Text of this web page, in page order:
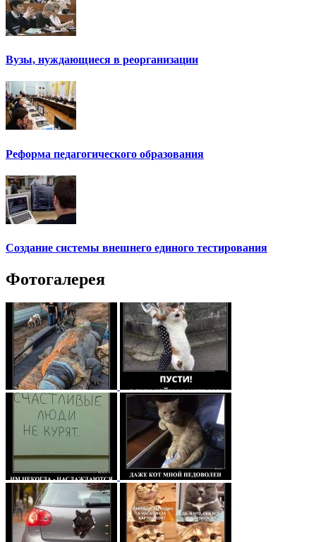
Вузы, нуждающиеся в реорганизации
Реформа педагогического образования
Создание системы внешнего единого тестирования
Фотогалерея